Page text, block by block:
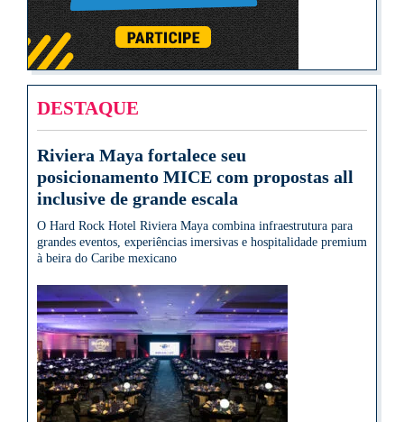
DESTAQUE
Riviera Maya fortalece seu
posicionamento MICE com propostas all
inclusive de grande escala
O Hard Rock Hotel Riviera Maya combina infraestrutura para
grandes eventos, experiências imersivas e hospitalidade premium
à beira do Caribe mexicano